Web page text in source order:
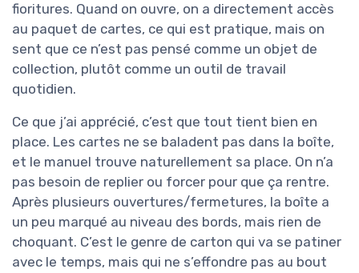
fioritures. Quand on ouvre, on a directement accès
au paquet de cartes, ce qui est pratique, mais on
sent que ce n’est pas pensé comme un objet de
collection, plutôt comme un outil de travail
quotidien.
Ce que j’ai apprécié, c’est que tout tient bien en
place. Les cartes ne se baladent pas dans la boîte,
et le manuel trouve naturellement sa place. On n’a
pas besoin de replier ou forcer pour que ça rentre.
Après plusieurs ouvertures/fermetures, la boîte a
un peu marqué au niveau des bords, mais rien de
choquant. C’est le genre de carton qui va se patiner
avec le temps, mais qui ne s’effondre pas au bout